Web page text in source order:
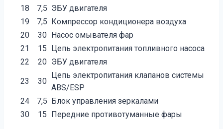
18
7,5 ЭБУ двигателя
19
7,5 Компрессор кондиционера воздуха
20
30 Насос омывателя фар
21
15 Цепь электропитания топливного насоса
22
20 ЭБУ двигателя
23 30
Цепь электропитания клапанов системы
АВS/ЕSР
24
7,5 Блок управления зеркалами
30
15 Передние противотуманные фары